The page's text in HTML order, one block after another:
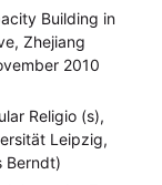
Building in
Zhejiang
2010
Religio (s),
Leipzig,
Berndt)